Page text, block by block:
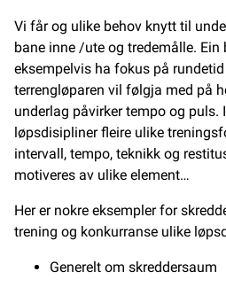
Vi får og ulike behov knytt til
bane inne /ute og tredemålle. Ein
eksempelvis ha fokus på
terrengløparen vil følgja med på
underlag påvirker tempo og puls.
løpsdisipliner fleire ulike
intervall, tempo, teknikk og
motiveres av ulike element…
Her er nokre eksempler for
trening og konkurranse ulike
Generelt om skreddersaum